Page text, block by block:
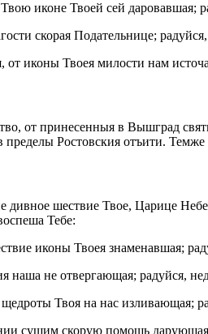
Твою иконе Твоей сей даровавшая;
скорая Подательнице;
от иконы Твоея милости нам
от принесенныя в Вышград
пределы Ростовския отъити.
дивное шествие Твое, Царице
Тебе:
иконы Твоея знаменавшая;
наша не отвергающая; радуйся,
Твоя на нас изливающая;
сущим скорую помощь